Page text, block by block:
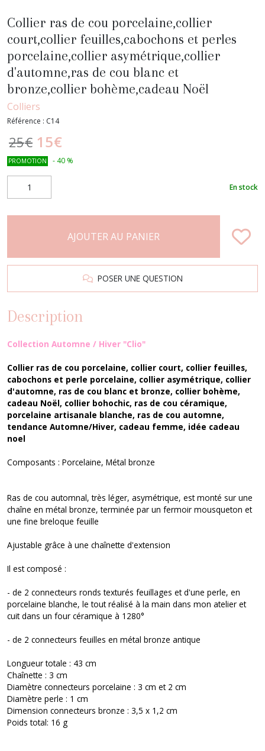
Collier ras de cou porcelaine,collier
court,collier feuilles,cabochons et perles
porcelaine,collier asymétrique,collier
d'automne,ras de cou blanc et
bronze,collier bohème,cadeau Noël
Colliers
Référence : C14
25€ 15€
PROMOTION - 40 %
En stock
AJOUTER AU PANIER
POSER UNE QUESTION
Description
Collection Automne / Hiver "Clio"
Collier ras de cou porcelaine, collier court, collier feuilles,
cabochons et perle porcelaine, collier asymétrique, collier
d'automne, ras de cou blanc et bronze, collier bohème,
cadeau Noël, collier bohochic, ras de cou céramique,
porcelaine artisanale blanche, ras de cou automne,
tendance Automne/Hiver, cadeau femme, idée cadeau
noel
Composants : Porcelaine, Métal bronze
Ras de cou automnal, très léger, asymétrique, est monté sur une
chaîne en métal bronze, terminée par un fermoir mousqueton et
une fine breloque feuille
Ajustable grâce à une chaînette d'extension
Il est composé :
- de 2 connecteurs ronds texturés feuillages et d'une perle, en
porcelaine blanche, le tout réalisé à la main dans mon atelier et
cuit dans un four céramique à 1280°
- de 2 connecteurs feuilles en métal bronze antique
Longueur totale : 43 cm
Chaînette : 3 cm
Diamètre connecteurs porcelaine : 3 cm et 2 cm
Diamètre perle : 1 cm
Dimension connecteurs bronze : 3,5 x 1,2 cm
Poids total: 16 g